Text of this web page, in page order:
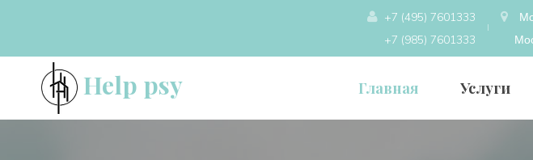
+7 (495) 7601333
+7 (985) 7601333
Help psy Главная Услуги